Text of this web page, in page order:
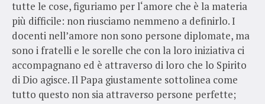
tutte le cose, figuriamo per l‘amore che è la materia
più difficile: non riusciamo nemmeno a definirlo. I
docenti nell’amore non sono persone diplomate, ma
sono i fratelli e le sorelle che con la loro iniziativa ci
accompagnano ed è attraverso di loro che lo Spirito
di Dio agisce. Il Papa giustamente sottolinea come
tutto questo non sia attraverso persone perfette;